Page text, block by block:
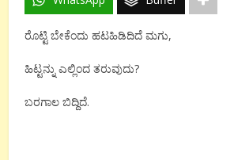
ರೊಟ್ಟಿ ಬೇಕೆಂದು ಹಟಹಿಡಿದಿದೆ ಮಗು,
ಹಿಟ್ಟನ್ನು ಎಲ್ಲಿಂದ ತರುವುದು?
ಬರಗಾಲ ಬಿದ್ದಿದೆ.